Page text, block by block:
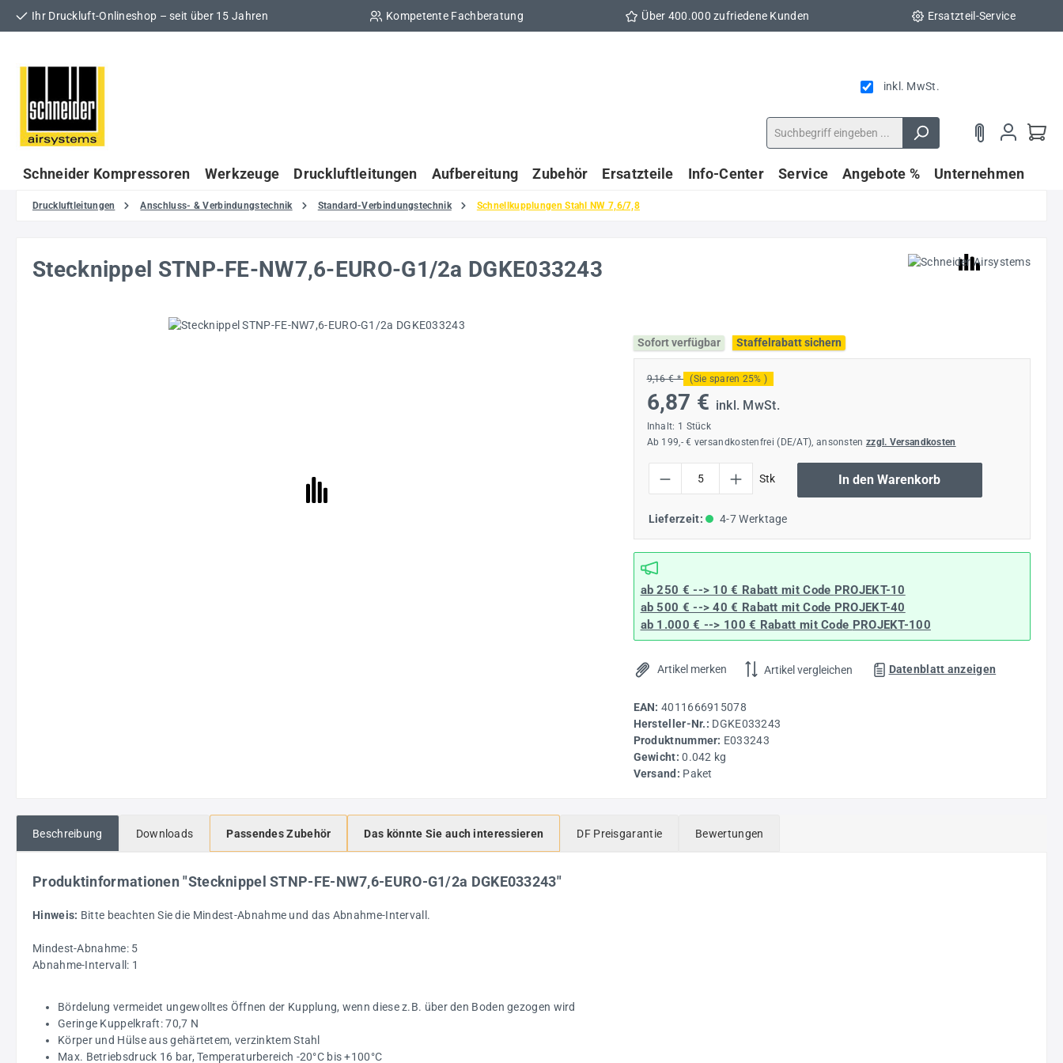
Hauptinhalt springen
Zur Suche springen
Zur Hauptnavigation springen
Ihr Druckluft-Onlineshop – seit über 15 Jahren Kompetente Fachberatung Über 400.000 zufriedene Kunden Ersatzteil-Service
inkl. MwSt.
Schneider Kompressoren Werkzeuge Druckluftleitungen Aufbereitung Zubehör Ersatzteile Info-Center Service Angebote % Unternehmen
Druckluftleitungen Anschluss- & Verbindungstechnik Standard-Verbindungstechnik Schnellkupplungen Stahl NW 7,6/7,8
Stecknippel STNP-FE-NW7,6-EURO-G1/2a DGKE033243
Bildergalerie überspringen
Sofort verfügbar
Staffelrabatt sichern
9,16 € * (Sie sparen 25% )
6,87 € inkl. MwSt.
Inhalt: 1 Stück
Ab 199,- € versandkostenfrei (DE/AT), ansonsten zzgl. Versandkosten
Stk In den Warenkorb
Lieferzeit: 4-7 Werktage
ab 250 € --> 10 € Rabatt mit Code PROJEKT-10
ab 500 € --> 40 € Rabattmit Code PROJEKT-40
ab 1.000 € --> 100 € Rabatt mit Code PROJEKT-100
Artikel merken Artikel vergleichen Datenblatt anzeigen
EAN: 4011666915078
Hersteller-Nr.: DGKE033243
Produktnummer: E033243
Gewicht:0.042 kg
Versand: Paket
Beschreibung Downloads Passendes Zubehör Das könnte Sie auch interessieren DF Preisgarantie Bewertungen
Produktinformationen "Stecknippel STNP-FE-NW7,6-EURO-G1/2a DGKE033243"
Hinweis: Bitte beachten Sie die Mindest-Abnahme und das Abnahme-Intervall.
Mindest-Abnahme: 5
Abnahme-Intervall: 1
Bördelung vermeidet ungewolltes Öffnen der Kupplung, wenn diese z.B. über den Boden gezogen wird
Geringe Kuppelkraft: 70,7 N
Körper und Hülse aus gehärtetem, verzinktem Stahl
Max. Betriebsdruck 16 bar, Temperaturbereich -20°C bis +100°C